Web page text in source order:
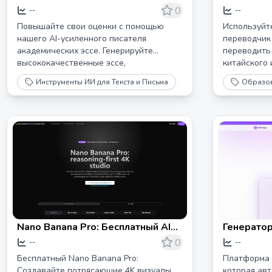
Для Академического
Превосходства
-- 0
Повышайте свои оценки с помощью
нашего AI-усиленного писателя
академических эссе. Генерируйте
высококачественные эссе,
исследовательские работы и отчеты за
считанные минуты. Доверяют студенты
цитированию результаты.
Инструменты ИИ для Текста и Письма
онлайн
языков |
--
китайского
целевой
статей,
выберите
скачайте
Nano Banana Pro: Бесплатный AI
Редактор Изображений - 4K
Визуализация за 10 секунд
-- 0
Бесплатный Nano Banana Pro:
на
команд |
--
Платформа